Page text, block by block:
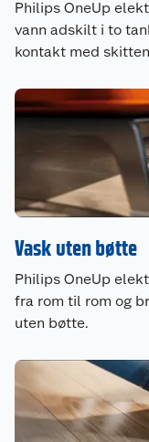
Philips OneUp
vann adskilt i to
kontakt med
Vask uten bøtte
Philips OneUp
fra rom til rom og
uten bøtte.